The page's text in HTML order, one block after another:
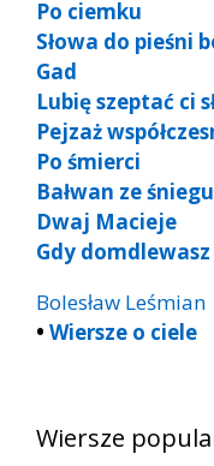
Po ciemku
Słowa do pieśni
Gad
Lubię szeptać ci
Pejzaż
Po śmierci
Bałwan ze śniegu
Dwaj Macieje
Gdy domdlewasz
Bolesław Leśmian
• Wiersze o ciele
Wiersze